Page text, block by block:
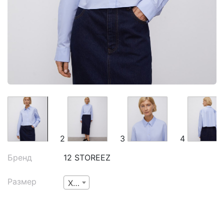
2 3
4
Бренд
12 STOREEZ
Размер XXS